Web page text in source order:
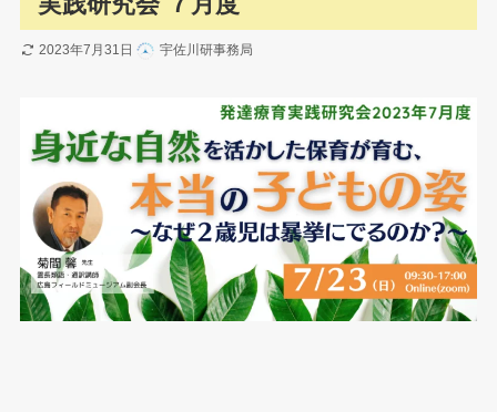
2023年7月31日 宇佐川研事務局